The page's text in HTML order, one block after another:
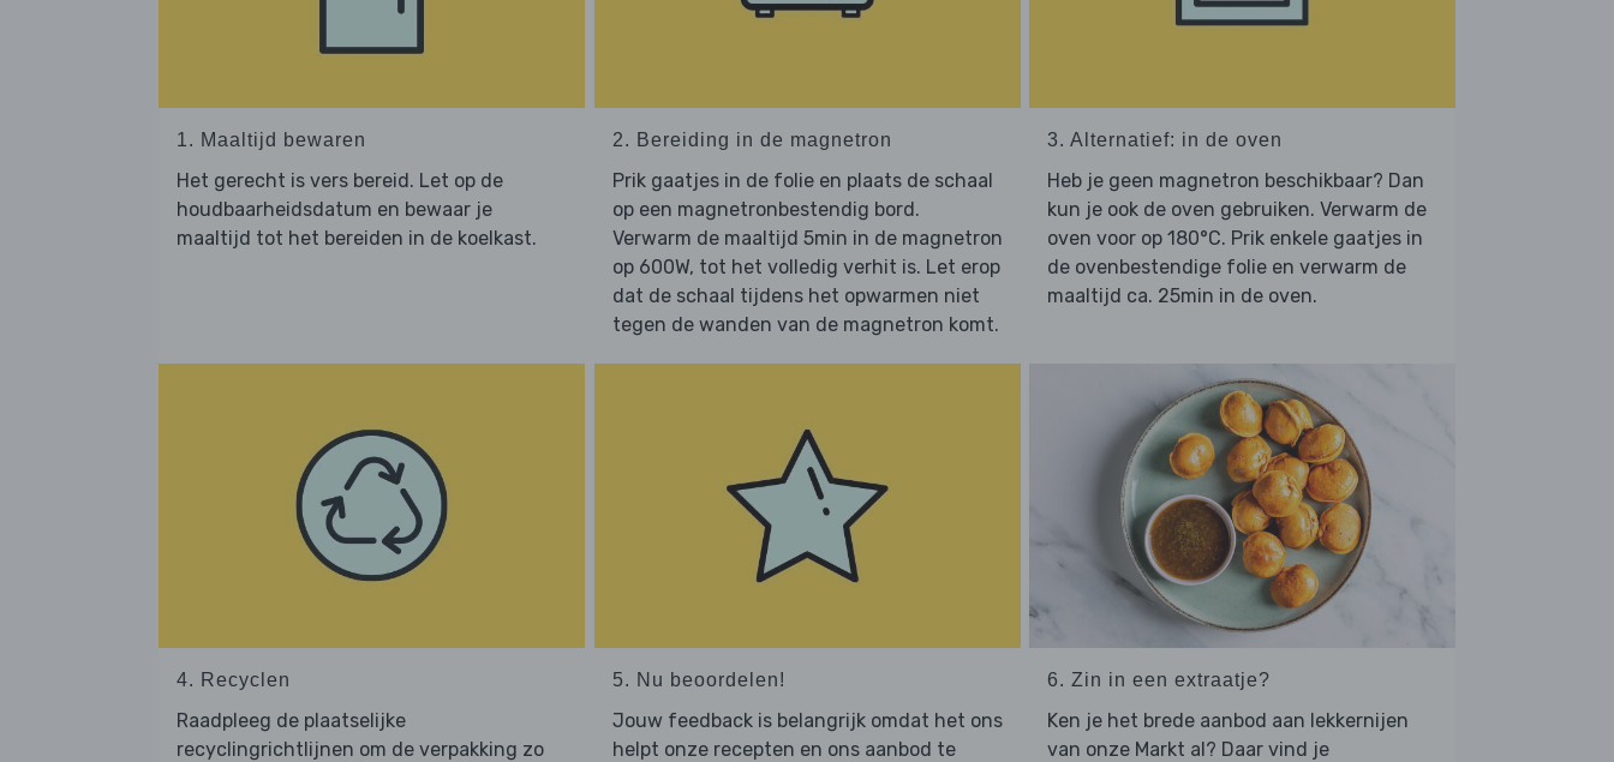
1. Maaltijd bewaren
Het gerecht is vers bereid. Let op de
houdbaarheidsdatum en bewaar je
maaltijd tot het bereiden in de koelkast.
2. Bereiding in de magnetron
Prik gaatjes in de folie en plaats de schaal
op een magnetronbestendig bord.
Verwarm de maaltijd 5min in de magnetron
op 600W, tot het volledig verhit is. Let erop
dat de schaal tijdens het opwarmen niet
tegen de wanden van de magnetron komt.
3. Alternatief: in de oven
Heb je geen magnetron beschikbaar? Dan
kun je ook de oven gebruiken. Verwarm de
oven voor op 180°C. Prik enkele gaatjes in
de ovenbestendige folie en verwarm de
maaltijd ca. 25min in de oven.
4. Recyclen
Raadpleeg de plaatselijke
recyclingrichtlijnen om de verpakking zo
5. Nu beoordelen!
Jouw feedback is belangrijk omdat het ons
helpt onze recepten en ons aanbod te
6. Zin in een extraatje?
Ken je het brede aanbod aan lekkernijen
van onze Markt al? Daar vind je